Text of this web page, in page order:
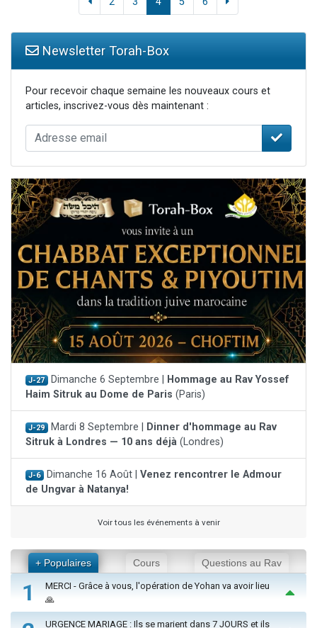
Newsletter Torah-Box
Pour recevoir chaque semaine les nouveaux cours et
articles, inscrivez-vous dès maintenant :
J-27 Dimanche 6 Septembre |
Hommage au Rav Yossef
Haim Sitruk au Dome de Paris (Paris)
J-29 Mardi 8 Septembre |
Dinner d'hommage au Rav
Sitruk à Londres — 10 ans déjà (Londres)
J-6 Dimanche 16 Août | Venez rencontrer le Admour
de Ungvar à Natanya!
Voir tous les événements à venir
+ Populaires Cours Questions au Rav
1
MERCI - Grâce à vous, l'opération de Yohan va avoir lieu
🙏
URGENCE MARIAGE : Ils se marient dans 7 JOURS et ils